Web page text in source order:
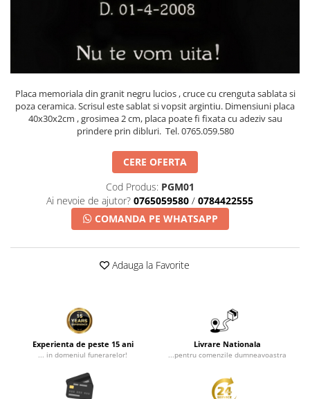
Solutii intretinere granit si
marmura
Placa memoriala din granit negru lucios , cruce cu crenguta sablata si
poza ceramica. Scrisul este sablat si vopsit argintiu. Dimensiuni placa
40x30x2cm , grosimea 2 cm, placa poate fi fixata cu adeziv sau
prindere prin dibluri. Tel. 0765.059.580
CERE OFERTA
Cod Produs: PGM01
Ai nevoie de ajutor? 0765059580 / 0784422555
COMANDA PE WHATSAPP
Adauga la Favorite
Experienta de peste 15 ani
... in domeniul funerarelor!
Livrare Nationala
...pentru comenzile dumneavoastra